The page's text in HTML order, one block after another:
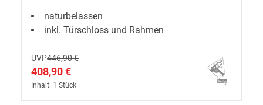
naturbelassen
inkl. Türschloss und Rahmen
UVP446,90 €
408,90 €
Inhalt: 1 Stück